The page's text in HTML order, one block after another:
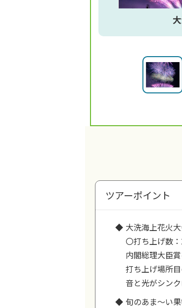
ツアーポイント
大洗海上花火
〇打ち上げ数
内閣総理大臣
打ち上げ場所
音と光がシン
旬のあま～い